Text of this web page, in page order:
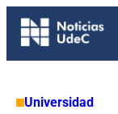
Saltar
Universidad